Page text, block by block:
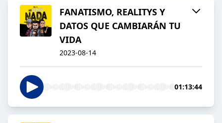
FANATISMO, REALITYS Y
DATOS QUE CAMBIARÁN TU
VIDA
2023-08-14
01:13:44